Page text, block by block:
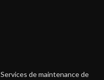
Services de maintenance de